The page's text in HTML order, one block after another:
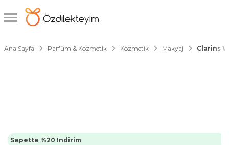
Ana Sayfa Parfüm & Kozmetik Kozmetik Makyaj Clarins
Sepette %20 Indirim
1/3